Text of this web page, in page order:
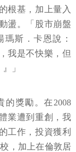
根基，加上量入
盪。「股市崩盤
斯．卡恩說：
我是不快樂，但
」
的獎勵。在2008
業遭到重創，我
工作，投資獲利
，加上在倫敦居